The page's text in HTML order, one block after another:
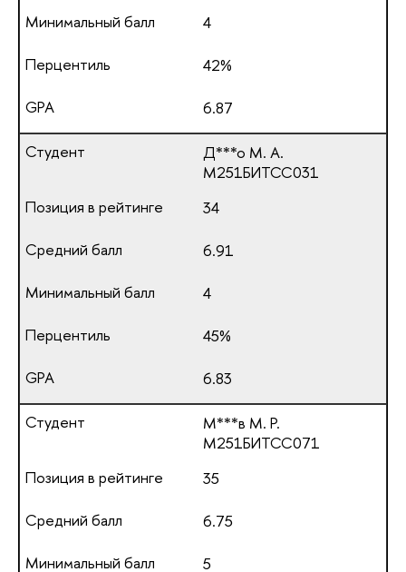
4
42%
6.87
Д***о М. А.
М251БИТСС031
34
6.91
4
45%
6.83
М***в М. Р.
М251БИТСС071
35
6.75
5